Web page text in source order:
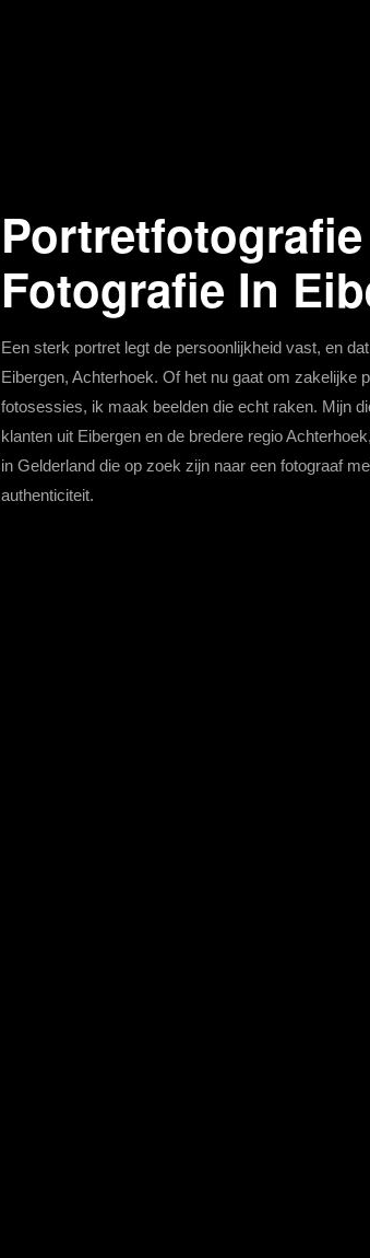
Fotografie In
Een sterk portret legt de persoonlijkheid vast, en
Eibergen, Achterhoek. Of het nu gaat om zakelijke
fotosessies, ik maak beelden die echt raken. Mijn
klanten uit Eibergen en de bredere regio
in Gelderland die op zoek zijn naar een fotograaf
authenticiteit.